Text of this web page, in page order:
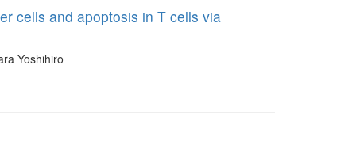
cells and apoptosis in T cells via
Yoshihiro